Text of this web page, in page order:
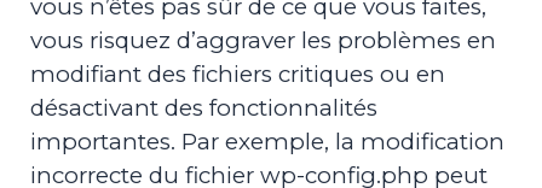
vous n’êtes pas sûr de ce que vous faites,
vous risquez d’aggraver les problèmes en
modifiant des fichiers critiques ou en
désactivant des fonctionnalités
importantes. Par exemple, la modification
incorrecte du fichier wp-config.php peut